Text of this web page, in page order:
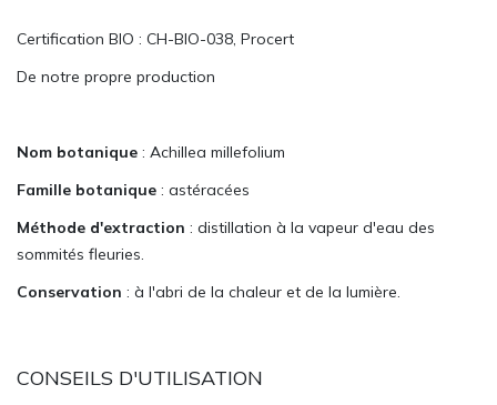
Certification BIO : CH-BIO-038, Procert
De notre propre production
Nom botanique : Achillea millefolium
Famille botanique : astéracées
Méthode d'extraction : distillation à la vapeur d'eau des
sommités fleuries.
Conservation : à l'abri de la chaleur et de la lumière.
CONSEILS D'UTILISATION